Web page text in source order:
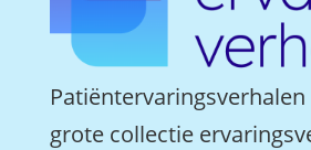
grote collectie